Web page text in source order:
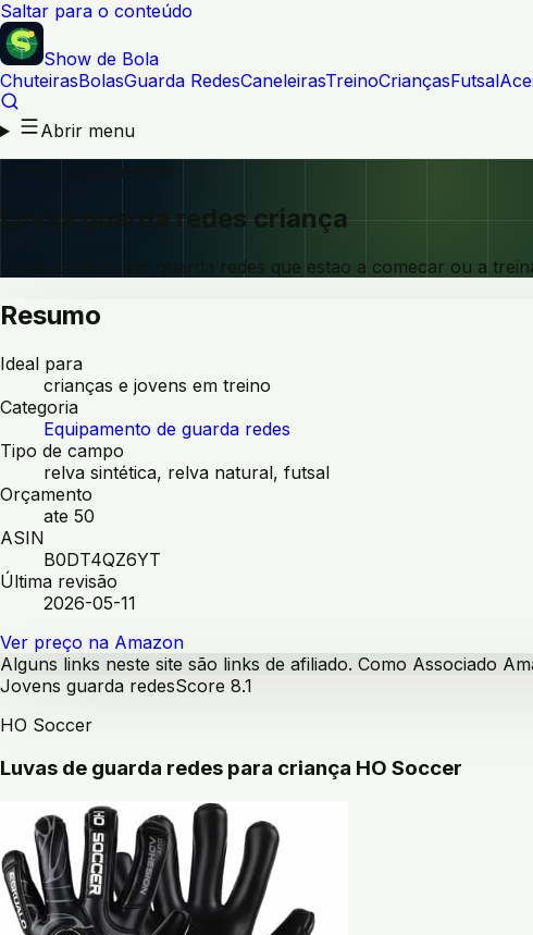
Saltar para o conteúdo
Show de Bola
ChuteirasBolasGuarda RedesCaneleirasTreinoCriançasFutsal
Abrir menu
Jovens guarda redes
Luvas guarda redes criança
Luvas para jovens guarda redes que estao a comecar ou a
Resumo
Ideal para
crianças e jovens em treino
Categoria
Equipamento de guarda redes
Tipo de campo
relva sintética, relva natural, futsal
Orçamento
ate 50
ASIN
B0DT4QZ6YT
Última revisão
2026-05-11
Ver preço na Amazon
Alguns links neste site são links de afiliado. Como Associado
Jovens guarda redesScore 8.1
HO Soccer
Luvas de guarda redes para criança HO Soccer